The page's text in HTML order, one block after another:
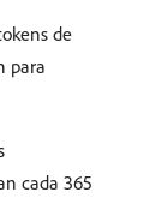
de
para
cada 365